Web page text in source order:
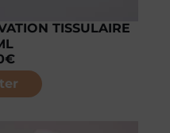
TISSULAIRE
€